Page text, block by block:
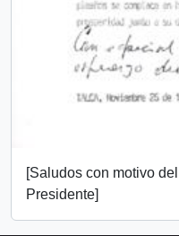
[Saludos con motivo
Presidente]